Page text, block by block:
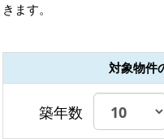
きます。
対象物件
築年数